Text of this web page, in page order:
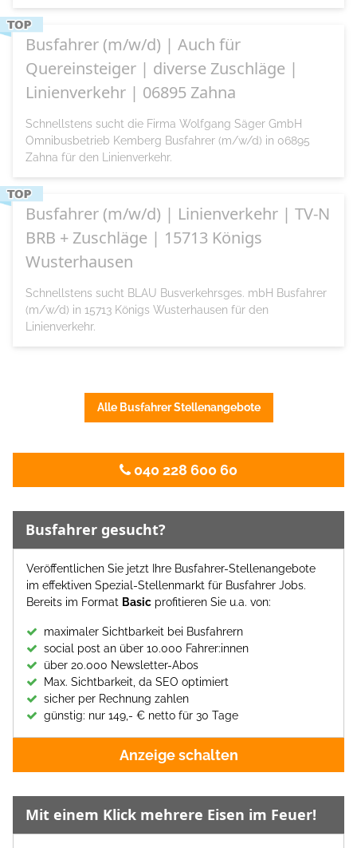
Busfahrer (m/w/d) | Auch für
Quereinsteiger | diverse Zuschläge |
Linienverkehr | 06895 Zahna
Schnellstens sucht die Firma Wolfgang Säger GmbH
Omnibusbetrieb Kemberg Busfahrer (m/w/d) in 06895
Zahna für den Linienverkehr.
Busfahrer (m/w/d) | Linienverkehr | TV-N
BRB + Zuschläge | 15713 Königs
Wusterhausen
Schnellstens sucht BLAU Busverkehrsges. mbH Busfahrer
(m/w/d) in 15713 Königs Wusterhausen für den
Linienverkehr.
Alle Busfahrer Stellenangebote
040 228 600 60
Busfahrer gesucht?
Veröffentlichen Sie jetzt Ihre Busfahrer-Stellenangebote
im effektiven Spezial-Stellenmarkt für Busfahrer Jobs.
Bereits im Format Basic profitieren Sie u.a. von:
maximaler Sichtbarkeit bei Busfahrern
social post an über 10.000 Fahrer:innen
über 20.000 Newsletter-Abos
Max. Sichtbarkeit, da SEO optimiert
sicher per Rechnung zahlen
günstig: nur 149,- € netto für 30 Tage
Anzeige schalten
Mit einem Klick mehrere Eisen im Feuer!